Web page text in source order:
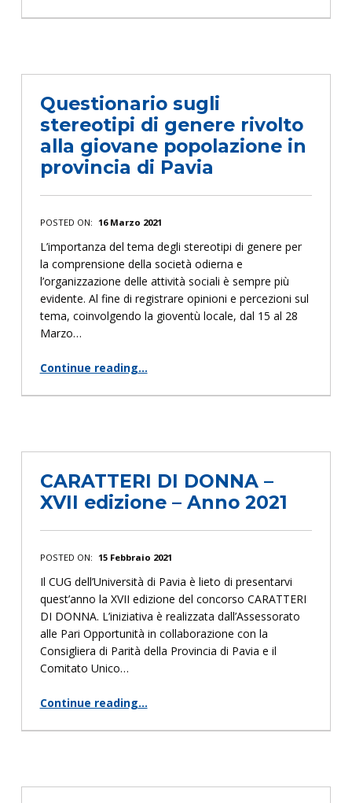
“AGILI AD AGIO: progetto per il benessere dei dipendenti”
Questionario sugli
stereotipi di genere rivolto
alla giovane popolazione in
provincia di Pavia
POSTED ON: 16 Marzo 2021
L’importanza del tema degli stereotipi di genere per
la comprensione della società odierna e
l’organizzazione delle attività sociali è sempre più
evidente. Al fine di registrare opinioni e percezioni sul
tema, coinvolgendo la gioventù locale, dal 15 al 28
Marzo…
Continue reading…
CARATTERI DI DONNA –
XVII edizione – Anno 2021
POSTED ON: 15 Febbraio 2021
Il CUG dell’Università di Pavia è lieto di presentarvi
quest’anno la XVII edizione del concorso CARATTERI
DI DONNA. L’iniziativa è realizzata dall’Assessorato
alle Pari Opportunità in collaborazione con la
Consigliera di Parità della Provincia di Pavia e il
Comitato Unico…
Continue reading…